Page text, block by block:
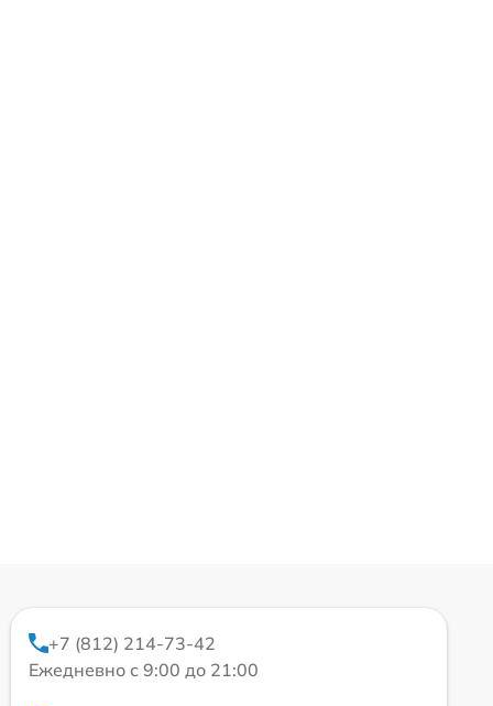
+7 (812) 214-73-42
Ежедневно с 9:00 до 21:00